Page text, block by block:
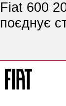
Fiat 600
поєднує